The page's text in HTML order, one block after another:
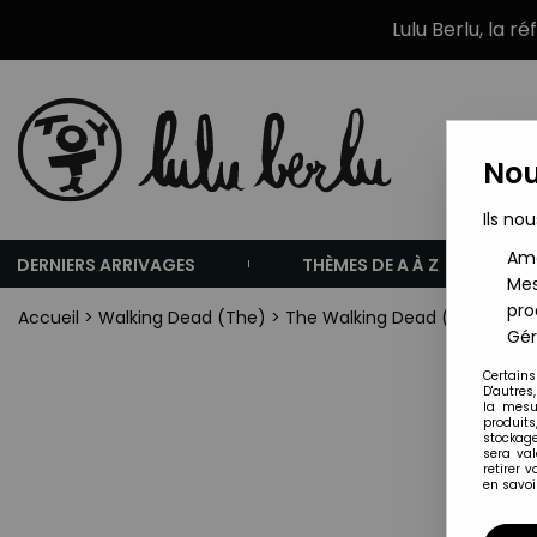
Lulu Berlu, la
DERNIERS ARRIVAGES THÈMES DE A À Z
Accueil > Walking Dead (The) > The Walking Dead (TV
Ils
la
sera
retirer
en